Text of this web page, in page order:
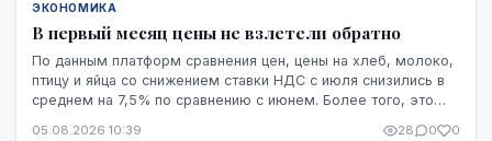
ЭКОНОМИКА
В первый месяц цены не взлетели обратно
По данным платформ сравнения цен, цены на хлеб, молоко,
птицу и яйца со снижением ставки НДС с июля снизились в
среднем на 7,5% по сравнению с июнем. Более того, это
05.08.2026 10:39 28 0 0